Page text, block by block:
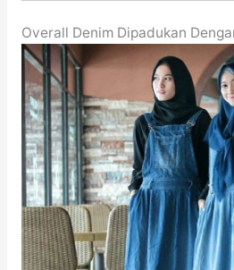
Overall Denim Dipadukan